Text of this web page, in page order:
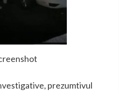
prezumtivul